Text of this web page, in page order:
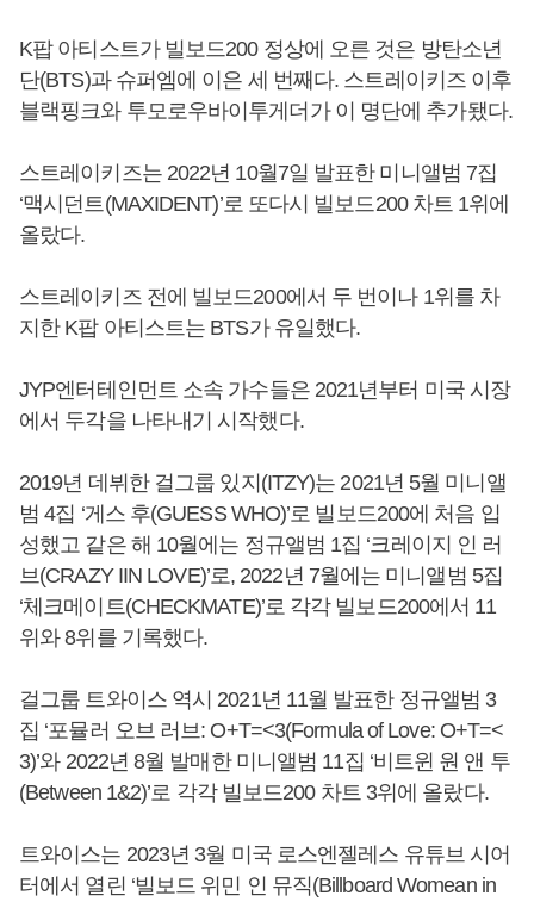
K팝 아티스트가 빌보드200 정상에 오른 것은 방탄소년
단(BTS)과 슈퍼엠에 이은 세 번째다. 스트레이키즈 이후
블랙핑크와 투모로우바이투게더가 이 명단에 추가됐다.
스트레이키즈는 2022년 10월7일 발표한 미니앨범 7집
‘맥시던트(MAXIDENT)’로 또다시 빌보드200 차트 1위에
올랐다.
스트레이키즈 전에 빌보드200에서 두 번이나 1위를 차
지한 K팝 아티스트는 BTS가 유일했다.
JYP엔터테인먼트 소속 가수들은 2021년부터 미국 시장
에서 두각을 나타내기 시작했다.
2019년 데뷔한 걸그룹 있지(ITZY)는 2021년 5월 미니앨
범 4집 ‘게스 후(GUESS WHO)’로 빌보드200에 처음 입
성했고 같은 해 10월에는 정규앨범 1집 ‘크레이지 인 러
브(CRAZY IIN LOVE)’로, 2022년 7월에는 미니앨범 5집
‘체크메이트(CHECKMATE)’로 각각 빌보드200에서 11
위와 8위를 기록했다.
걸그룹 트와이스 역시 2021년 11월 발표한 정규앨범 3
집 ‘포뮬러 오브 러브: O+T=<3(Formula of Love: O+T=<
3)’와 2022년 8월 발매한 미니앨범 11집 ‘비트윈 원 앤 투
(Between 1&2)’로 각각 빌보드200 차트 3위에 올랐다.
트와이스는 2023년 3월 미국 로스엔젤레스 유튜브 시어
터에서 열린 ‘빌보드 위민 인 뮤직(Billboard Womean in